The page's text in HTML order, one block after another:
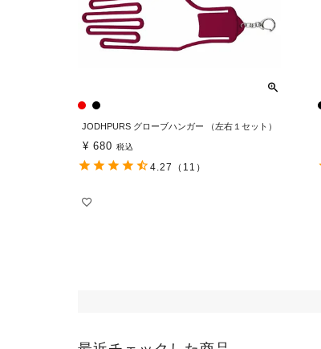
JODHPURS グローブハンガー （左右１セット）
¥ 680 税込
4.27 （11）